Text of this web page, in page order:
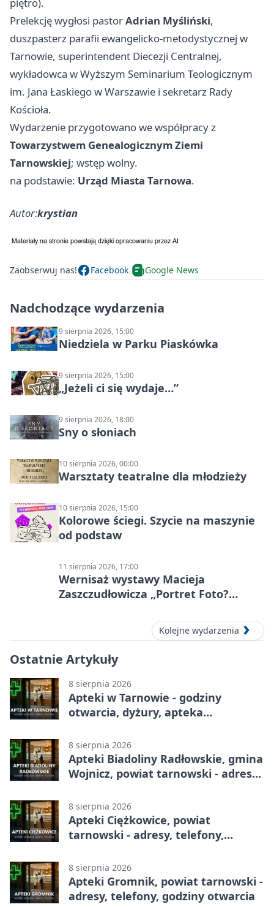
Prelekcję wygłosi pastorAdrian Myśliński,
duszpasterz parafii ewangelicko-metodystycznej w
Tarnowie, superintendent Diecezji Centralnej,
wykładowca w Wyższym Seminarium Teologicznym
im. Jana Łaskiego w Warszawie i sekretarz Rady
Kościoła.
Wydarzenie przygotowano we współpracy z
Towarzystwem Genealogicznym Ziemi
Tarnowskiej; wstęp wolny.
na podstawie: Urząd Miasta Tarnowa.
Autor:krystian
Zaobserwuj nas! Facebook Google News
Nadchodzące wydarzenia
9 sierpnia 2026, 15:00
Niedziela w Parku Piaskówka
9 sierpnia 2026, 15:00
„Jeżeli ci się wydaje…”
9 sierpnia 2026, 18:00
Sny o słoniach
10 sierpnia 2026, 00:00
Warsztaty teatralne dla młodzieży
10 sierpnia 2026, 15:00
Kolorowe ściegi. Szycie na maszynie
od podstaw
11 sierpnia 2026, 17:00
Wernisaż wystawy Macieja
Zaszczudłowicza „Portret Foto?
Kolejne wydarzenia
Ostatnie Artykuły
8 sierpnia 2026
Apteki w Tarnowie - godziny
otwarcia, dyżury, apteka
8 sierpnia 2026
Apteki Biadoliny Radłowskie, gmina
Wojnicz, powiat tarnowski - adresy,
8 sierpnia 2026
Apteki Ciężkowice, powiat
tarnowski - adresy, telefony,
8 sierpnia 2026
Apteki Gromnik, powiat tarnowski -
adresy, telefony, godziny otwarcia